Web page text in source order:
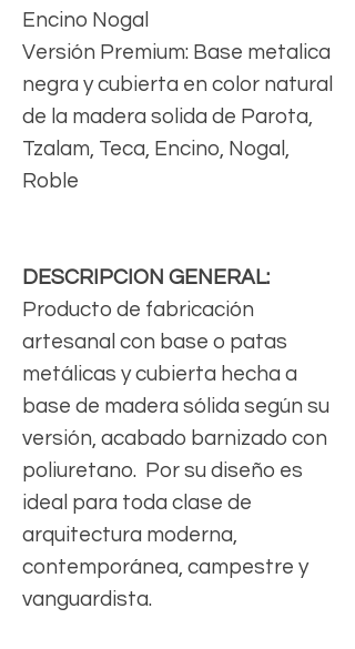
Encino Nogal
Versión Premium: Base metalica
negra y cubierta en color natural
de la madera solida de Parota,
Tzalam, Teca, Encino, Nogal,
Roble
DESCRIPCION GENERAL:
Producto de fabricación
artesanal con base o patas
metálicas y cubierta hecha a
base de madera sólida según su
versión, acabado barnizado con
poliuretano. Por su diseño es
ideal para toda clase de
arquitectura moderna,
contemporánea, campestre y
vanguardista.